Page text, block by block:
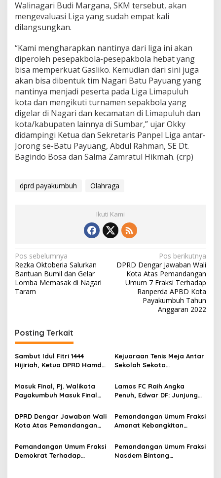
Walinagari Budi Margana, SKM tersebut, akan
mengevaluasi Liga yang sudah empat kali
dilangsungkan.
“Kami mengharapkan nantinya dari liga ini akan
diperoleh pesepakbola-pesepakbola hebat yang
bisa memperkuat Gasliko. Kemudian dari sini juga
akan bisa dibentuk tim Nagari Batu Payuang yang
nantinya menjadi peserta pada Liga Limapuluh
kota dan mengikuti turnamen sepakbola yang
digelar di Nagari dan kecamatan di Limapuluh dan
kota/kabupaten lainnya di Sumbar,” ujar Okky
didampingi Ketua dan Sekretaris Panpel Liga antar-
Jorong se-Batu Payuang, Abdul Rahman, SE Dt.
Bagindo Bosa dan Salma Zamratul Hikmah. (crp)
dprd payakumbuh Olahraga
Ikuti Kami
N
a
v
i
a
s
i
p
o
s
Pos sebelumnya
Rezka Oktoberia Salurkan
Bantuan Bumil dan Gelar
Lomba Memasak di Nagari
Taram
Pos berikutnya
DPRD Dengar Jawaban Wali
Kota Atas Pemandangan
Umum 7 Fraksi Terhadap
Ranperda APBD Kota
Payakumbuh Tahun
Anggaran 2022
Posting Terkait
Sambut Idul Fitri 1444
Hijiriah, Ketua DPRD Hamdi
Kota Payakumbuh
Kejuaraan Tenis Meja Antar
Sekolah Sekota
Ananda : “Mari Junjung
Tinggi Sportifitas”.
Masuk Final, Pj. Walikota
Payakumbuh Masuk Final
Payakumbuh City of
Randang
Lamos FC Raih Angka
Penuh, Edwar DF: Junjung
DPRD Dengar Jawaban Wali
Kota Atas Pemandangan
Ranperda APBD Kota
Payakumbuh Tahun
Pemandangan Umum Fraksi
Amanat Kebangkitan
Ranperda APBD Kota
Payakumbuh Tahun 2022
Pemandangan Umum Fraksi
Demokrat Terhadap
Pemandangan Umum Fraksi
Nasdem Bintang